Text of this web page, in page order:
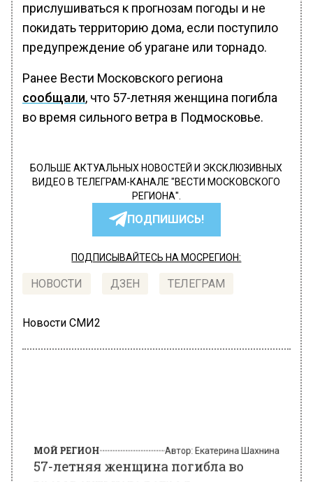
прислушиваться к прогнозам погоды и не
покидать территорию дома, если поступило
предупреждение об урагане или торнадо.
Ранее Вести Московского региона
сообщали, что 57-летняя женщина погибла
во время сильного ветра в Подмосковье.
БОЛЬШЕ АКТУАЛЬНЫХ НОВОСТЕЙ И ЭКСКЛЮЗИВНЫХ
ВИДЕО В ТЕЛЕГРАМ-КАНАЛЕ "ВЕСТИ МОСКОВСКОГО
РЕГИОНА".
ПОДПИШИСЬ!
ПОДПИСЫВАЙТЕСЬ НА МОСРЕГИОН:
НОВОСТИ ДЗЕН ТЕЛЕГРАМ
Новости СМИ2
Подмосковье